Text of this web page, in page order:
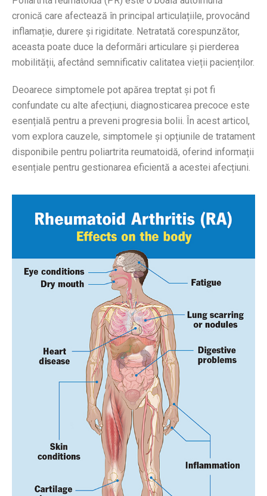
cronică care afectează în principal articulațiile, provocând
inflamație, durere și rigiditate. Netratată corespunzător,
aceasta poate duce la deformări articulare și pierderea
mobilității, afectând semnificativ calitatea vieții pacienților.
Deoarece simptomele pot apărea treptat și pot fi
confundate cu alte afecțiuni, diagnosticarea precoce este
esențială pentru a preveni progresia bolii. În acest articol,
vom explora cauzele, simptomele și opțiunile de tratament
disponibile pentru poliartrita reumatoidă, oferind informații
esențiale pentru gestionarea eficientă a acestei afecțiuni.